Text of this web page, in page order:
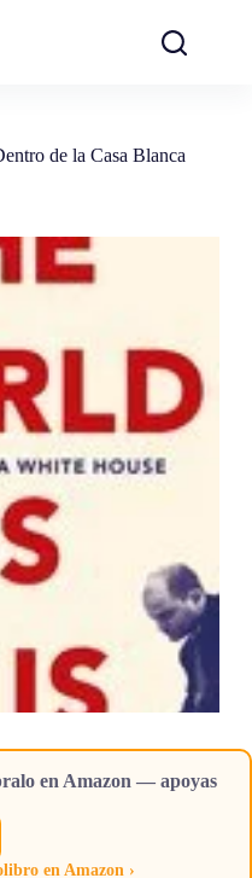
de la Casa Blanca
en Amazon — apoyas
en Amazon ›